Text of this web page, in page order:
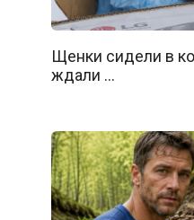
Щенки сидели в
ждали …